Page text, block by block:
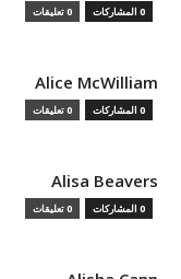
0 المشاركات 0 تعليقات
Alice McWilliam
0 المشاركات 0 تعليقات
Alisa Beavers
0 المشاركات 0 تعليقات